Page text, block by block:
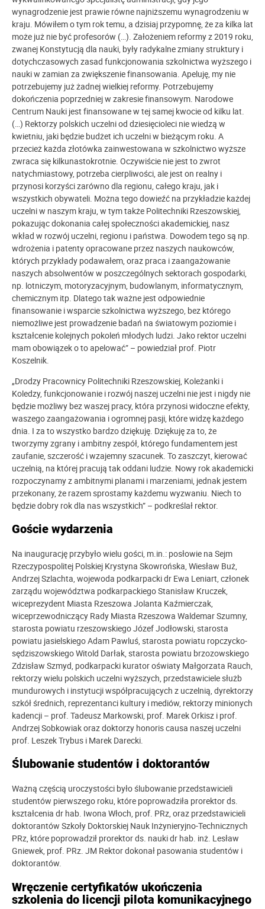
wynagrodzenie jest prawie równe najniższemu wynagrodzeniu w
kraju. Mówiłem o tym rok temu, a dzisiaj przypomnę, że za kilka lat
może już nie być profesorów (…). Założeniem reformy z 2019 roku,
zwanej Konstytucją dla nauki, były radykalne zmiany struktury i
dotychczasowych zasad funkcjonowania szkolnictwa wyższego i
nauki w zamian za zwiększenie finansowania. Apeluję, my nie
potrzebujemy już żadnej wielkiej reformy. Potrzebujemy
dokończenia poprzedniej w zakresie finansowym. Narodowe
Centrum Nauki jest finansowane w tej samej kwocie od kilku lat.
(…) Rektorzy polskich uczelni od dziesięcioleci nie wiedzą w
kwietniu, jaki będzie budżet ich uczelni w bieżącym roku. A
przecież każda złotówka zainwestowana w szkolnictwo wyższe
zwraca się kilkunastokrotnie. Oczywiście nie jest to zwrot
natychmiastowy, potrzeba cierpliwości, ale jest on realny i
przynosi korzyści zarówno dla regionu, całego kraju, jak i
wszystkich obywateli. Można tego dowieźć na przykładzie każdej
uczelni w naszym kraju, w tym także Politechniki Rzeszowskiej,
pokazując dokonania całej społeczności akademickiej, nasz
wkład w rozwój uczelni, regionu i państwa. Dowodem tego są np.
wdrożenia i patenty opracowane przez naszych naukowców,
których przykłady podawałem, oraz praca i zaangażowanie
naszych absolwentów w poszczególnych sektorach gospodarki,
np. lotniczym, motoryzacyjnym, budowlanym, informatycznym,
chemicznym itp. Dlatego tak ważne jest odpowiednie
finansowanie i wsparcie szkolnictwa wyższego, bez którego
niemożliwe jest prowadzenie badań na światowym poziomie i
kształcenie kolejnych pokoleń młodych ludzi. Jako rektor uczelni
mam obowiązek o to apelować” – powiedział prof. Piotr
Koszelnik.
„Drodzy Pracownicy Politechniki Rzeszowskiej, Koleżanki i
Koledzy, funkcjonowanie i rozwój naszej uczelni nie jest i nigdy nie
będzie możliwy bez waszej pracy, która przynosi widoczne efekty,
waszego zaangażowania i ogromnej pasji, które widzę każdego
dnia. I za to wszystko bardzo dziękuję. Dziękuję za to, że
tworzymy zgrany i ambitny zespół, którego fundamentem jest
zaufanie, szczerość i wzajemny szacunek. To zaszczyt, kierować
uczelnią, na której pracują tak oddani ludzie. Nowy rok akademicki
rozpoczynamy z ambitnymi planami i marzeniami, jednak jestem
przekonany, że razem sprostamy każdemu wyzwaniu. Niech to
będzie dobry rok dla nas wszystkich” – podkreślał rektor.
Goście wydarzenia
Na inaugurację przybyło wielu gości, m.in.: posłowie na Sejm
Rzeczypospolitej Polskiej Krystyna Skowrońska, Wiesław Buż,
Andrzej Szlachta, wojewoda podkarpacki dr Ewa Leniart, członek
zarządu województwa podkarpackiego Stanisław Kruczek,
wiceprezydent Miasta Rzeszowa Jolanta Kaźmierczak,
wiceprzewodniczący Rady Miasta Rzeszowa Waldemar Szumny,
starosta powiatu rzeszowskiego Józef Jodłowski, starosta
powiatu jasielskiego Adam Pawluś, starosta powiatu ropczycko-
sędziszowskiego Witold Darłak, starosta powiatu brzozowskiego
Zdzisław Szmyd, podkarpacki kurator oświaty Małgorzata Rauch,
rektorzy wielu polskich uczelni wyższych, przedstawiciele służb
mundurowych i instytucji współpracujących z uczelnią, dyrektorzy
szkół średnich, reprezentanci kultury i mediów, rektorzy minionych
kadencji – prof. Tadeusz Markowski, prof. Marek Orkisz i prof.
Andrzej Sobkowiak oraz doktorzy honoris causa naszej uczelni
prof. Leszek Trybus i Marek Darecki.
Ślubowanie studentów i doktorantów
Ważną częścią uroczystości było ślubowanie przedstawicieli
studentów pierwszego roku, które poprowadziła prorektor ds.
kształcenia dr hab. Iwona Włoch, prof. PRz, oraz przedstawicieli
doktorantów Szkoły Doktorskiej Nauk Inżynieryjno-Technicznych
PRz, które poprowadził prorektor ds. nauki dr hab. inż. Lesław
Gniewek, prof. PRz. JM Rektor dokonał pasowania studentów i
doktorantów.
Wręczenie certyfikatów ukończenia
szkolenia do licencji pilota komunikacyjnego